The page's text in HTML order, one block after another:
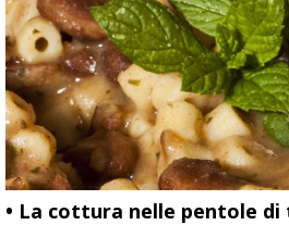
• La cottura nelle pentole